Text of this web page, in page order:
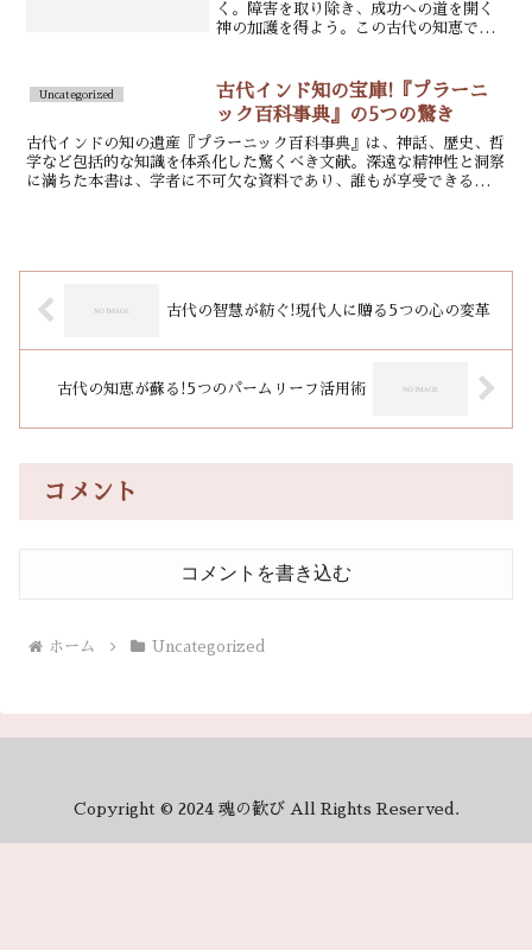
く。障害を取り除き、成功への道を開く
神の加護を得よう。この古代の知恵で、
Uncategorized
古代インド知の宝庫!『プラーニ
ック百科事典』の5つの驚き
古代インドの知の遺産『プラーニック百科事典』は、神話、歴史、哲
学など包括的な知識を体系化した驚くべき文献。深遠な精神性と洞察
に満ちた本書は、学者に不可欠な資料であり、誰もが享受できる人類
古代の智慧が紡ぐ!現代人に贈る5つの心の変革
古代の知恵が蘇る!5つのパームリーフ活用術
コメント
コメントを書き込む
ホーム Uncategorized
Copyright © 2024 魂の歓び All Rights Reserved.